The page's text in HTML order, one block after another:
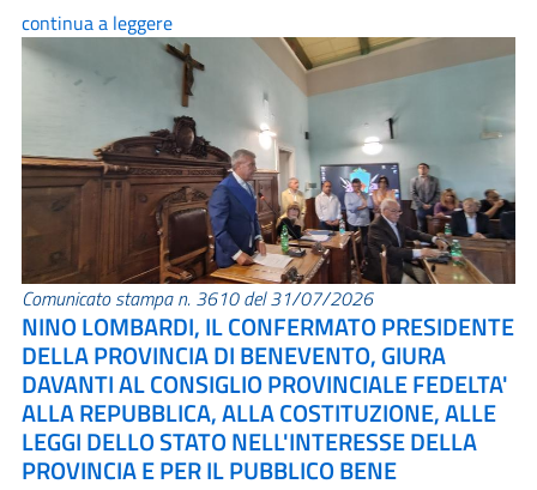
continua a leggere
Comunicato stampa n. 3610 del 31/07/2026
NINO LOMBARDI, IL CONFERMATO PRESIDENTE
DELLA PROVINCIA DI BENEVENTO, GIURA
DAVANTI AL CONSIGLIO PROVINCIALE FEDELTA'
ALLA REPUBBLICA, ALLA COSTITUZIONE, ALLE
LEGGI DELLO STATO NELL'INTERESSE DELLA
PROVINCIA E PER IL PUBBLICO BENE